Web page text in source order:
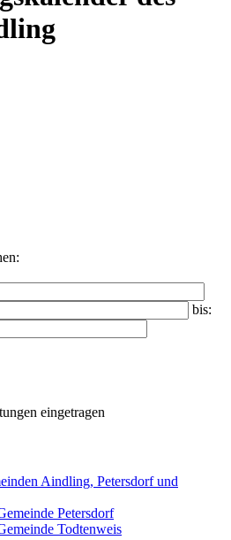
bis:
eingetragen
Aindling, Petersdorf und
Petersdorf
Todtenweis